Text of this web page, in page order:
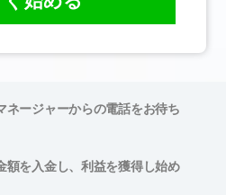
ネージャーからの電話をお待ち
額を入金し、利益を獲得し始め